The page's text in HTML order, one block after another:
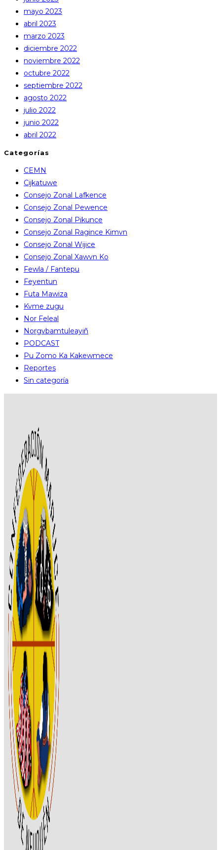
mayo 2023
abril 2023
marzo 2023
diciembre 2022
noviembre 2022
octubre 2022
septiembre 2022
agosto 2022
julio 2022
junio 2022
abril 2022
Categorías
CEMN
Cijkatuwe
Consejo Zonal Lafkence
Consejo Zonal Pewence
Consejo Zonal Pikunce
Consejo Zonal Ragince Kimvn
Consejo Zonal Wijice
Consejo Zonal Xawvn Ko
Fewla / Fantepu
Feyentun
Futa Mawiza
Kvme zugu
Nor Feleal
Norgvbamtuleayiñ
PODCAST
Pu Zomo Ka Kakewmece
Reportes
Sin categoría